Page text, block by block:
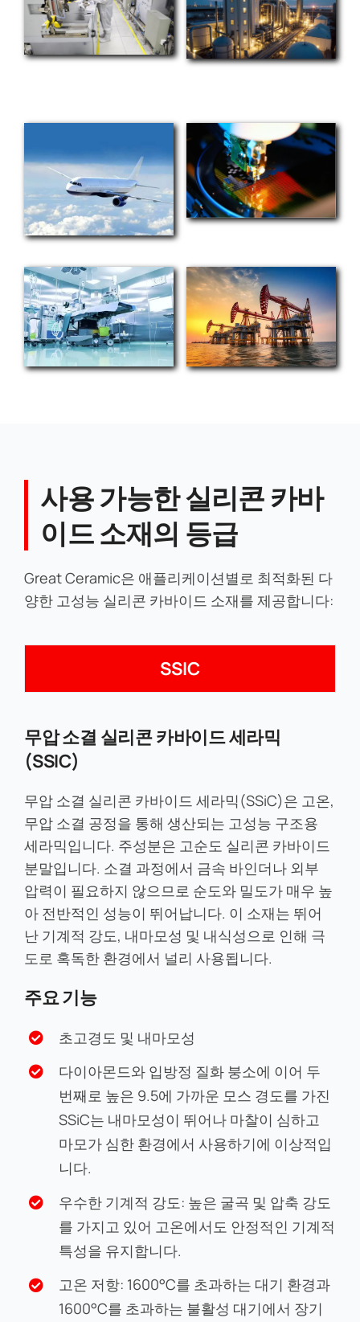
사용 가능한 실리콘 카바
이드 소재의 등급
Great Ceramic은 애플리케이션별로 최적화된 다
양한 고성능 실리콘 카바이드 소재를 제공합니다:
SSIC
무압 소결 실리콘 카바이드 세라믹
(SSIC)
무압 소결 실리콘 카바이드 세라믹(SSiC)은 고온,
무압 소결 공정을 통해 생산되는 고성능 구조용
세라믹입니다. 주성분은 고순도 실리콘 카바이드
분말입니다. 소결 과정에서 금속 바인더나 외부
압력이 필요하지 않으므로 순도와 밀도가 매우 높
아 전반적인 성능이 뛰어납니다. 이 소재는 뛰어
난 기계적 강도, 내마모성 및 내식성으로 인해 극
도로 혹독한 환경에서 널리 사용됩니다.
주요 기능
초고경도 및 내마모성
다이아몬드와 입방정 질화 붕소에 이어 두
번째로 높은 9.5에 가까운 모스 경도를 가진
SSiC는 내마모성이 뛰어나 마찰이 심하고
마모가 심한 환경에서 사용하기에 이상적입
니다.
우수한 기계적 강도: 높은 굴곡 및 압축 강도
를 가지고 있어 고온에서도 안정적인 기계적
특성을 유지합니다.
고온 저항: 1600°C를 초과하는 대기 환경과
1600°C를 초과하는 불활성 대기에서 장기